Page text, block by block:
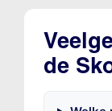
de